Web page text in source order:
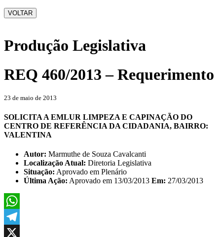
VOLTAR
Produção Legislativa
REQ 460/2013 – Requerimento
23 de maio de 2013
SOLICITA A EMLUR LIMPEZA E CAPINAÇÃO DO
CENTRO DE REFERÊNCIA DA CIDADANIA, BAIRRO:
VALENTINA
Autor: Marmuthe de Souza Cavalcanti
Localização Atual: Diretoria Legislativa
Situação: Aprovado em Plenário
Última Ação: Aprovado em 13/03/2013 Em: 27/03/2013
WhatsApp
Telegram